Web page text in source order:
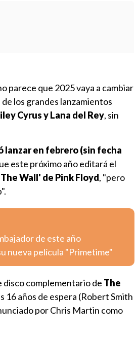
parece que 2025 vaya a cambiar
de los grandes lanzamientos
Cyrus y Lana del Rey, sin
lanzar en febrero (sin fecha
este próximo año editará el
Wall' de Pink Floyd, "pero
de este año
nueva película "Primetime"
disco complementario de The
16 años de espera (Robert Smith
por Chris Martin como